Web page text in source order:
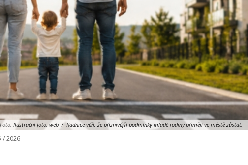
Foto: Ilustrační foto: web / Radnice věří, že příznivější podmínky mladé rodiny přimějí ve městě zůstat.
/ 2026